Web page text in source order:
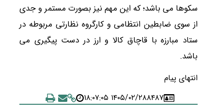
سکوها می باشد؛ که این مهم نیز بصورت مستمر و جدی
از سوی ضابطین انتظامی و کارگروه نظارتی مربوطه در
ستاد مبارزه با قاچاق کالا و ارز در دست پیگیری می
باشد.
انتهای پیام
۸۴۸۷۱۴۰۵/۰۲/۲۸ ۱۸:۰۷:۰۵